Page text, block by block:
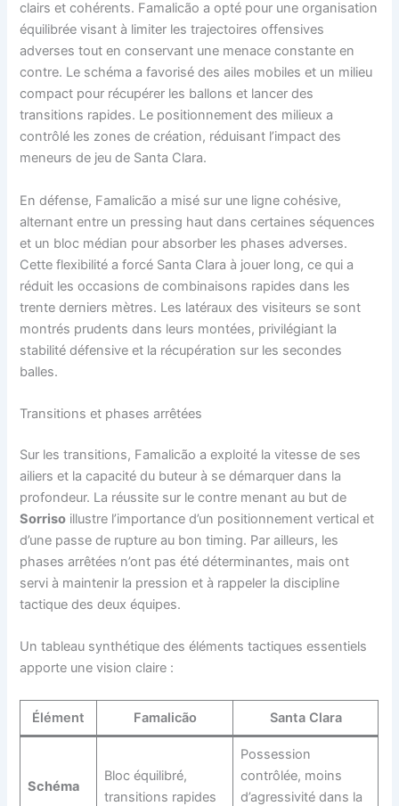
clairs et cohérents. Famalicão a opté pour une organisation
équilibrée visant à limiter les trajectoires offensives
adverses tout en conservant une menace constante en
contre. Le schéma a favorisé des ailes mobiles et un milieu
compact pour récupérer les ballons et lancer des
transitions rapides. Le positionnement des milieux a
contrôlé les zones de création, réduisant l’impact des
meneurs de jeu de Santa Clara.
En défense, Famalicão a misé sur une ligne cohésive,
alternant entre un pressing haut dans certaines séquences
et un bloc médian pour absorber les phases adverses.
Cette flexibilité a forcé Santa Clara à jouer long, ce qui a
réduit les occasions de combinaisons rapides dans les
trente derniers mètres. Les latéraux des visiteurs se sont
montrés prudents dans leurs montées, privilégiant la
stabilité défensive et la récupération sur les secondes
balles.
Transitions et phases arrêtées
Sur les transitions, Famalicão a exploité la vitesse de ses
ailiers et la capacité du buteur à se démarquer dans la
profondeur. La réussite sur le contre menant au but de
Sorriso illustre l’importance d’un positionnement vertical et
d’une passe de rupture au bon timing. Par ailleurs, les
phases arrêtées n’ont pas été déterminantes, mais ont
servi à maintenir la pression et à rappeler la discipline
tactique des deux équipes.
Un tableau synthétique des éléments tactiques essentiels
apporte une vision claire :
Élément Famalicão Santa Clara
Schéma
Bloc équilibré,
transitions rapides
Possession
contrôlée, moins
d’agressivité dans la